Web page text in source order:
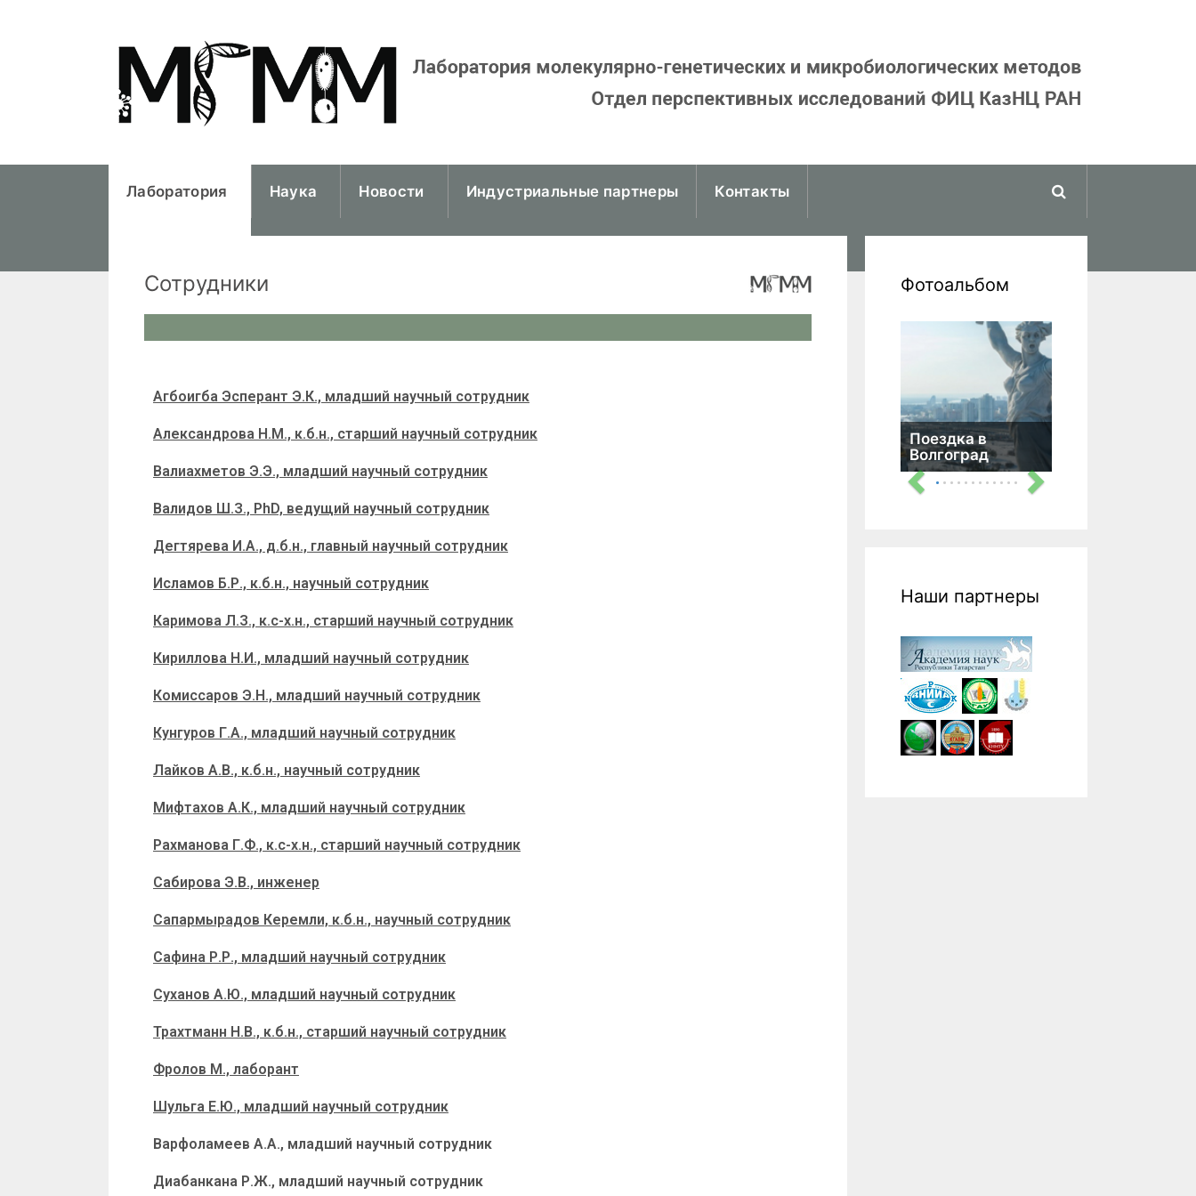
Лаборатория Наука Новости Индустриальные партнеры Контакты
Сотрудники
Агбоигба Эсперант Э.К., младший научный сотрудник
Александрова Н.М., к.б.н., старший научный сотрудник
Валиахметов Э.Э., младший научный сотрудник
Валидов Ш.З., PhD, ведущий научный сотрудник
Дегтярева И.А., д.б.н., главный научный сотрудник
Исламов Б.Р., к.б.н., научный сотрудник
Каримова Л.З., к.с-х.н., старший научный сотрудник
Кириллова Н.И., младший научный сотрудник
Комиссаров Э.Н., младший научный сотрудник
Кунгуров Г.А., младший научный сотрудник
Лайков А.В., к.б.н., научный сотрудник
Мифтахов А.К., младший научный сотрудник
Рахманова Г.Ф., к.с-х.н., старший научный сотрудник
Сабирова Э.В., инженер
Сапармырадов Керемли, к.б.н., научный сотрудник
Сафина Р.Р., младший научный сотрудник
Суханов А.Ю., младший научный сотрудник
Трахтманн Н.В., к.б.н., старший научный сотрудник
Фролов М., лаборант
Шульга Е.Ю., младший научный сотрудник
Варфоламеев А.А., младший научный сотрудник
Диабанкана Р.Ж., младший научный сотрудник
Фотоальбом
Поездка в
Волгоград
Наши партнеры